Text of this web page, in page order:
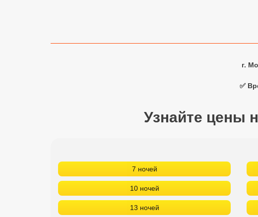
г.
✅
Узнайте цены
7 ночей
10 ночей
13 ночей
Сетевые отели Вьетнама